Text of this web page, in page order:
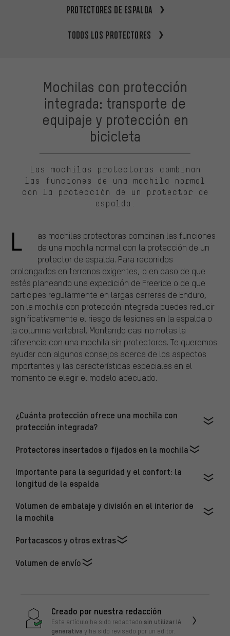
protectores de espalda
Todos los protectores
Mochilas con protección
integrada: transporte de
equipaje y protección en
bicicleta
Las mochilas protectoras combinan
las funciones de una mochila normal
con la protección de un protector de
espalda.
L
as mochilas protectoras combinan las funciones
de una mochila normal con la protección de un
protector de espalda. Para recorridos
prolongados en terrenos exigentes, o en caso de que
estés planeando una expedición de Freeride o de que
participes regularmente en largas carreras de Enduro,
con la mochila con protección integrada puedes reducir
significativamente el riesgo de lesiones en la espalda o
la columna vertebral. Montando casi no notas la
diferencia con una mochila sin protectores. Te queremos
ayudar con algunos consejos acerca de los aspectos
importantes y las características especiales en el
momento de elegir el modelo adecuado.
¿Cuánta protección ofrece una mochila con
protección integrada?
Protectores insertados o fijados en la mochila
Importante para la seguridad y el confort: la
longitud de la espalda
Volumen de embalaje y división en el interior de
la mochila
Portacascos y otros extras
Volumen de envío
Creado por nuestra redacción
Este artículo ha sido redactado sin utilizar IA
generativa y ha sido revisado por un editor.